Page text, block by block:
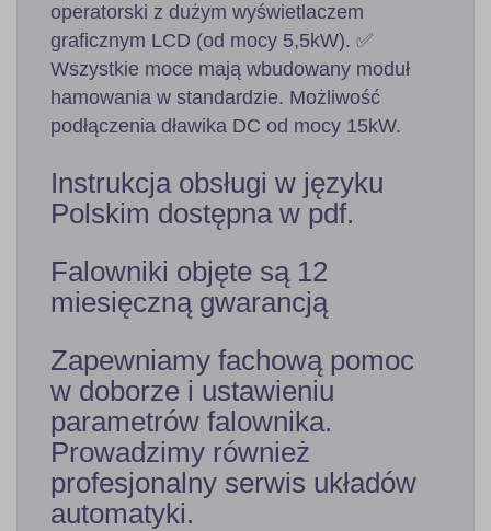
operatorski z dużym wyświetlaczem
graficznym LCD (od mocy 5,5kW). ✅
Wszystkie moce mają wbudowany moduł
hamowania w standardzie. Możliwość
podłączenia dławika DC od mocy 15kW.
Instrukcja obsługi w języku
Polskim dostępna w pdf.
Falowniki objęte są 12
miesięczną gwarancją
Zapewniamy fachową pomoc
w doborze i ustawieniu
parametrów falownika.
Prowadzimy również
profesjonalny serwis układów
automatyki.